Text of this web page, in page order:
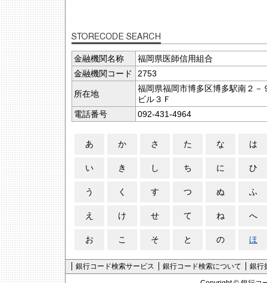
金融機関名称
福岡県医師信用組合
金融機関コード
2753
所在地
福岡県福岡市博多区博多駅南２
ビル３Ｆ
電話番号
092-431-4964
あ か さ た な は
い き し ち に ひ
う く す つ ぬ ふ
え け せ て ね へ
お こ そ と の ほ
銀行コード検索サービス 銀行コード検索について
銀行